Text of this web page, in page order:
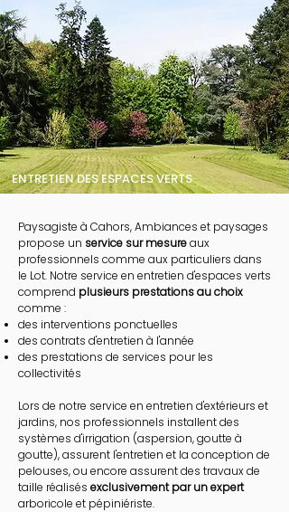
ENTRETIEN DES ESPACES VERTS
Paysagiste à Cahors, Ambiances et paysages
propose un service sur mesureaux
professionnels comme aux particuliers dans
le Lot. Notre service en entretien d'espaces verts
comprend plusieurs prestations au choix
comme :
des interventions ponctuelles
des contrats d'entretien à l'année
des prestations de services pour les
collectivités
Lors de notre service en entretien d'extérieurs et
jardins, nos professionnels installent des
systèmes d'irrigation (aspersion, goutte à
goutte), assurent l'entretien et la conception de
pelouses, ou encore assurent des travaux de
taille réalisés exclusivement par un expert
arboricole et pépiniériste.